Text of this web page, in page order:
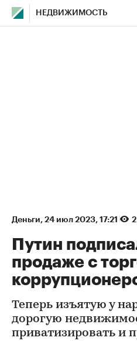
НЕДВИЖИМОСТЬ
Деньги⁠, 24 июл 2023, 17:21
Путин
продаже с
Теперь изъятую у
дорогую
приватизировать и